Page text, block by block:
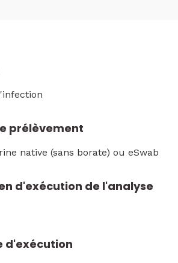
prélèvement
native (sans borate) ou eSwab
d'exécution de l'analyse
d'exécution